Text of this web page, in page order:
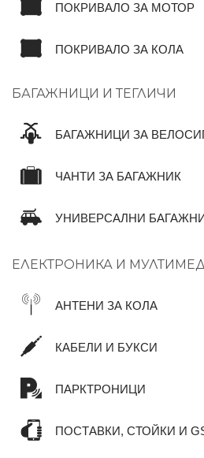
ПОКРИВАЛО ЗА МОТОР
ПОКРИВАЛО ЗА КОЛА
БАГАЖНИЦИ И ТЕГЛИЧИ
БАГАЖНИЦИ ЗА
ЧАНТИ ЗА БАГАЖНИК
УНИВЕРСАЛНИ
ЕЛЕКТРОНИКА И
АНТЕНИ ЗА КОЛА
КАБЕЛИ И БУКСИ
ПАРКТРОНИЦИ
ПОСТАВКИ, СТОЙКИ И